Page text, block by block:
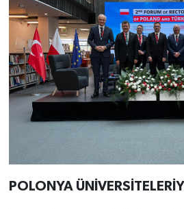
POLONYA